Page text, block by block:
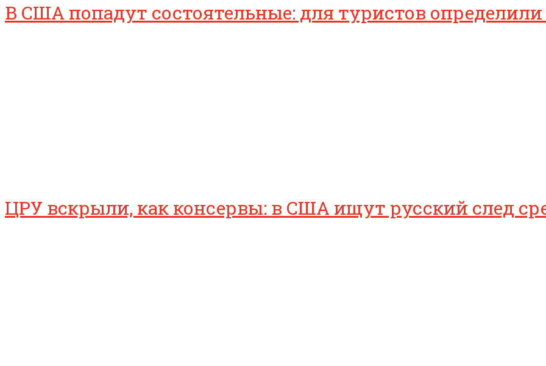
В США попадут состоятельные: для туристов определили
ЦРУ вскрыли, как консервы: в США ищут русский след